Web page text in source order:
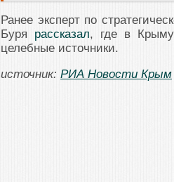
Ранее эксперт по
Буря рассказал, где в
целебные источники.
источник: РИА Новости Крым